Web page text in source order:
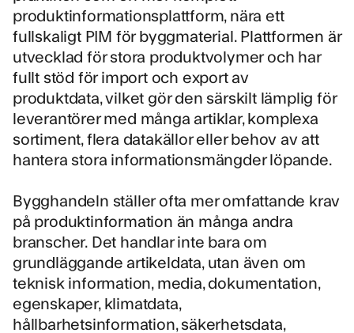
produktinformationsplattform, nära ett
fullskaligt PIM för byggmaterial. Plattformen är
utvecklad för stora produktvolymer och har
fullt stöd för import och export av
produktdata, vilket gör den särskilt lämplig för
leverantörer med många artiklar, komplexa
sortiment, flera datakällor eller behov av att
hantera stora informationsmängder löpande.
Bygghandeln ställer ofta mer omfattande krav
på produktinformation än många andra
branscher. Det handlar inte bara om
grundläggande artikeldata, utan även om
teknisk information, media, dokumentation,
egenskaper, klimatdata,
hållbarhetsinformation, säkerhetsdata,